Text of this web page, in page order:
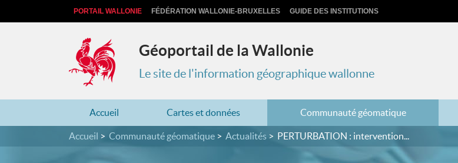
PORTAIL WALLONIE FÉDÉRATION WALLONIE-BRUXELLES GUIDE DES INSTITUTIONS
Géoportail de la Wallonie
Le site de l'information géographique wallonne
Accueil Cartes et données Communauté géomatique
Accueil Communauté géomatique Actualités PERTURBATION : intervention...